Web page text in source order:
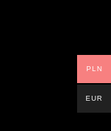
PLN
EUR